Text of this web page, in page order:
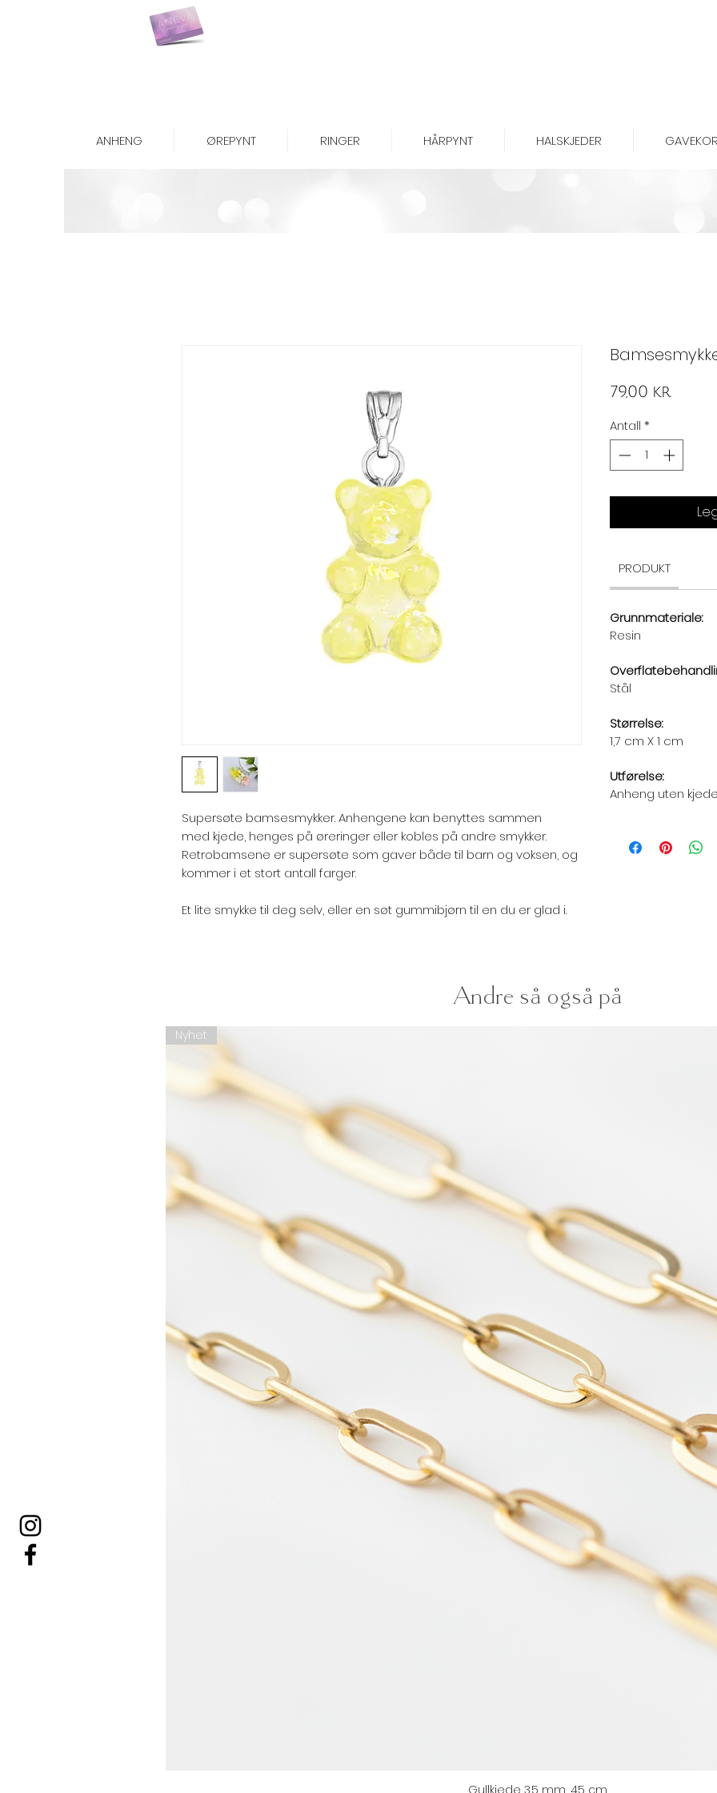
ANHENG ØREPYNT RINGER HÅRPYNT HALSKJEDER
Supersøte bamsesmykker. Anhengene kan benyttes sammen
med kjede, henges på øreringer eller kobles på andre smykker.
Retrobamsene er supersøte som gaver både til barn og voksen, og
kommer i et stort antall farger.
Et lite smykke til deg selv, eller en søt gummibjørn til en du er glad i.
79,00 kr
Antall *
PRODUKT
Grunnmateriale:
Resin
Stål
Størrelse:
1,7 cm X 1 cm
Utførelse:
Anheng uten kjede
Andre så også på
Nyhet
Gullkjede 3.5 mm, 45 cm